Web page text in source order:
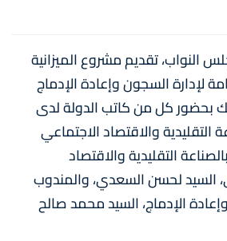
النواب، تقديم مشروع الميزانية
لإدارة السجون وإعادة الإدماج
2025، وذلك بحضور كل من كاتب الدولة لدى
التقليدية والاقتصاد الاجتماعي
التقليدية والاقتصاد
السيد لحسن السعدي، والمندوب
الإدماج، السيد محمد صالح